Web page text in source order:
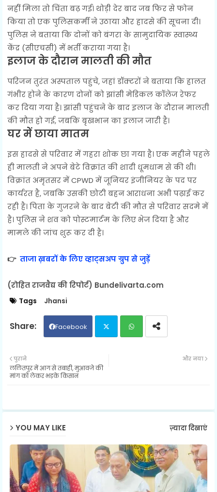
नहीं मिला तो चिंता बढ़ गई। थोड़ी देर बाद जब फिर से फोन
किया तो एक पुलिसकर्मी ने उठाया और हादसे की सूचना दी।
पुलिस ने बताया कि दोनों को बंगरा के सामुदायिक स्वास्थ्य
केंद्र (सीएचसी) में भर्ती कराया गया है।
इलाज के दौरान मालती की मौत
परिजन तुरंत अस्पताल पहुंचे, जहां डॉक्टरों ने बताया कि हालत
गंभीर होने के कारण दोनों को झांसी मेडिकल कॉलेज रेफर
कर दिया गया है। झांसी पहुंचने के बाद इलाज के दौरान मालती
की मौत हो गई, जबकि बृखभान का इलाज जारी है।
घर में छाया मातम
इस हादसे से परिवार में गहरा शोक छा गया है। एक महीने पहले
ही मालती ने अपने बेटे विक्रांत की शादी धूमधाम से की थी।
विक्रांत अमृतसर में CPWD में जूनियर इंजीनियर के पद पर
कार्यरत है, जबकि उसकी छोटी बहन आराधना अभी पढ़ाई कर
रही है। पिता के गुजरने के बाद बेटी की मौत से परिवार सदमे में
है। पुलिस ने शव को पोस्टमार्टम के लिए भेज दिया है और
मामले की जांच शुरू कर दी है।
👉 ताजा ख़बरों के लिए व्हाट्सअप ग्रुप से जुड़ें
(रोहित राजवैद्य की रिपोर्ट) Bundelivarta.com
Tags Jhansi
Facebook
ter
p
और नया
पुराने
ललितपुर में आग से तबाही, मुआवजे की
मांग को लेकर भड़के किसान
YOU MAY LIKE ज़्यादा दिखाएं